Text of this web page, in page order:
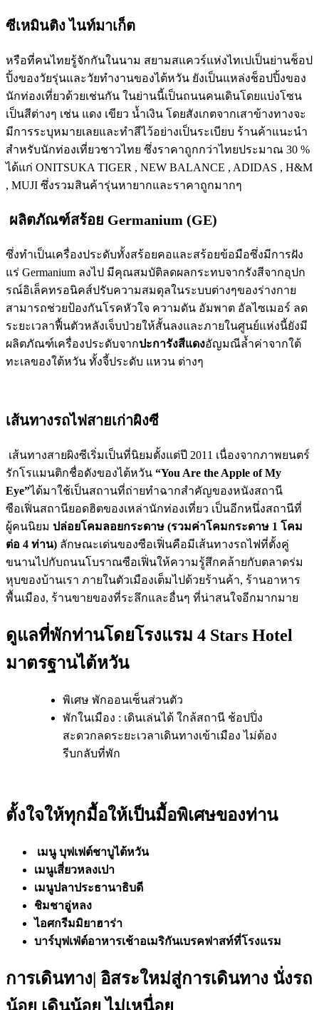
ซีเหมินติง ไนท์มาเก็ต
หรือที่คนไทยรู้จักกันในนาม สยามสแควร์แห่งไทเปเป็นย่านช็อป
ปิ้งของวัยรุ่นและวัยทำงานของไต้หวัน ยังเป็นแหล่งช็อปปิ้งของ
นักท่องเที่ยวด้วยเช่นกัน ในย่านนี้เป็นถนนคนเดินโดยแบ่งโซน
เป็นสีต่างๆ เช่น แดง เขียว น้ำเงิน โดยสังเกตจากเสาข้างทางจะ
มีการระบุหมายเลยและทำสีไว้อย่างเป็นระเบียบ ร้านค้าแนะนำ
สำหรับนักท่องเที่ยวชาวไทย ซึ่งราคาถูกกว่าไทยประมาณ 30 %
ได้แก่ ONITSUKA TIGER , NEW BALANCE , ADIDAS , H&M
, MUJI ซึ่งรวมสินค้ารุ่นหายากและราคาถูกมากๆ
ผลิตภัณฑ์สร้อย Germanium (GE)
ซึ่งทำเป็นเครื่องประดับทั้งสร้อยคอและสร้อยข้อมือซึ่งมีการฝัง
แร่ Germanium ลงไป มีคุณสมบัติลดผลกระทบจากรังสีจากอุปก
รณ์อิเล็คทรอนิคส์ปรับความสมดุลในระบบต่างๆของร่างกาย
สามารถช่วยป้องกันโรคหัวใจ ความดัน อัมพาต อัลไซเมอร์ ลด
ระยะเวลาฟื้นตัวหลังเจ็บป่วยให้สั้นลงและภายในศูนย์แห่งนี้ยังมี
ผลิตภัณฑ์เครื่องประดับจากปะการังสีแดงอัญมณีล้ำค่าจากใต้
ทะเลของใต้หวัน ทั้งจี้ประดับ แหวน ต่างๆ
เส้นทางรถไฟสายเก่าผิงซี
เส้นทางสายผิงซีเริ่มเป็นที่นิยมตั้งแต่ปี 2011 เนื่องจากภาพยนตร์
รักโรแมนติกชื่อดังของไต้หวัน “You Are the Apple of My
Eye”ได้มาใช้เป็นสถานที่ถ่ายทำฉากสำคัญของหนังสถานี
ซือเฟิ่นสถานียอดฮิตของเหล่านักท่องเที่ยว เป็นอีกหนึ่งสถานีที่
ผู้คนนิยม ปล่อยโคมลอยกระดาษ (รวมค่าโคมกระดาษ 1 โคม
ต่อ 4 ท่าน) ลักษณะเด่นของซือเฟิ่นคือมีเส้นทางรถไฟที่ตั้งคู่
ขนานไปกับถนนโบราณซือเฟิ่นให้ความรู้สึกคล้ายกับตลาดร่ม
หุบของบ้านเรา ภายในตัวเมืองเต็มไปด้วยร้านค้า, ร้านอาหาร
พื้นเมือง, ร้านขายของที่ระลึกและอื่นๆ ที่น่าสนใจอีกมากมาย
ดูแลที่พักท่านโดยโรงแรม 4 Stars Hotel
มาตรฐานไต้หวัน
พิเศษ พักออนเซ็นส่วนตัว
พักในเมือง : เดินเล่นได้ ใกล้สถานี ช้อปปิ่ง
สะดวกลดระยะเวลาเดินทางเข้าเมือง ไม่ต้อง
รีบกลับที่พัก
ตั้งใจให้ทุกมื้อให้เป็นมื้อพิเศษของท่าน
เมนู บุฟเฟต์ชาบูไต้หวัน
เมนูเสี่ยวหลงเปา
เมนูปลาประธานาธิบดี
ชิมชาอู่หลง
ไอศกรีมมิยาฮาร่า
บาร์บุฟเฟ่ต์อาหารเช้าอเมริกันเบรคฟาสท์ที่โรงแรม
การเดินทาง| อิสระใหม่สู่การเดินทาง นั่งรถ
น้อย เดินน้อย ไม่เหนื่อย